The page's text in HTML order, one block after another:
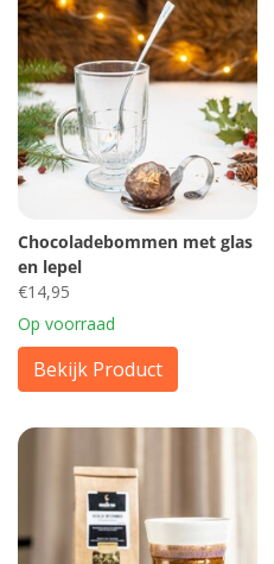
Chocoladebommen met glas
en lepel
€14,95
Op voorraad
Bekijk Product